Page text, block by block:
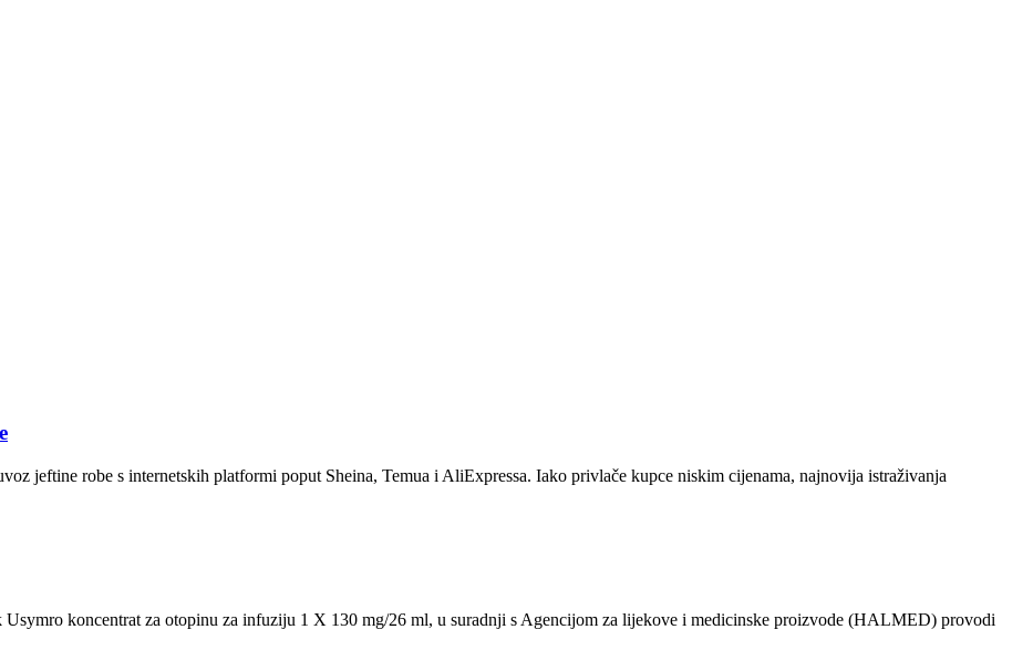
jeftine robe s internetskih platformi poput Sheina, Temua i AliExpressa. Iako privlače kupce niskim cijenama, najnovija istraživanja
koncentrat za otopinu za infuziju 1 X 130 mg/26 ml, u suradnji s Agencijom za lijekove i medicinske proizvode (HALMED) provodi